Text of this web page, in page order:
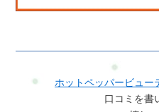
ホットペッパービュー
口コミを書